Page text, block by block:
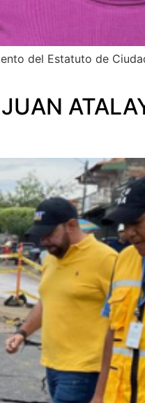
del Estatuto de